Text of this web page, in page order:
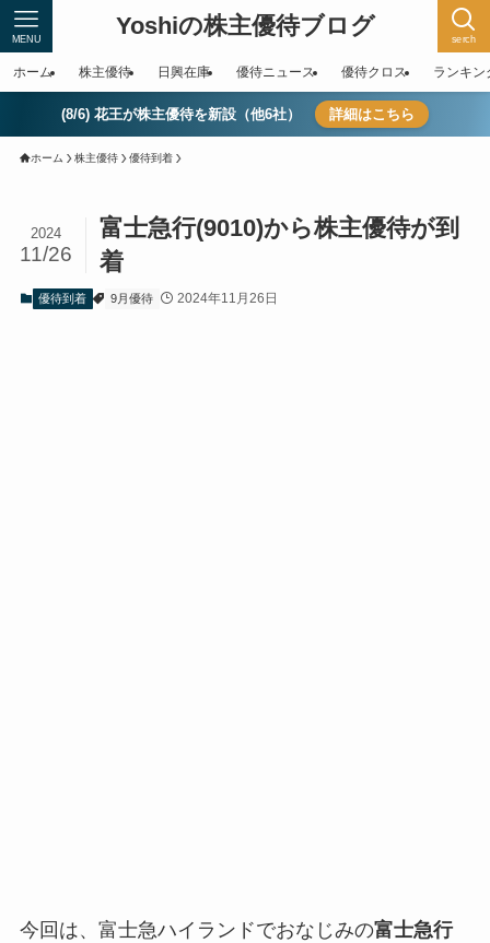
Yoshiの株主優待ブログ serch
MENU
ホーム 株主優待 日興在庫 優待ニュース 優待クロス ランキン
(8/6) 花王が株主優待を新設（他6社） 詳細はこちら
ホーム 株主優待 優待到着
富士急行(9010)から株主優待が到
着
2024
11/26
優待到着 9月優待 2024年11月26日
今回は、富士急ハイランドでおなじみの富士急行